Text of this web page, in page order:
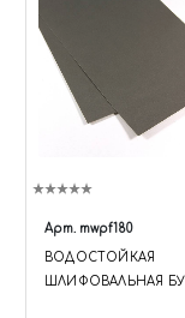
Арт. mwpf180
BОДОСТОЙКАЯ
ШЛИФОВАЛЬНАЯ